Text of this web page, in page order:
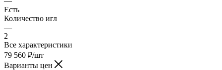
Есть
Количество игл
—
2
Все характеристики
79 560 ₽/шт
Варианты цен